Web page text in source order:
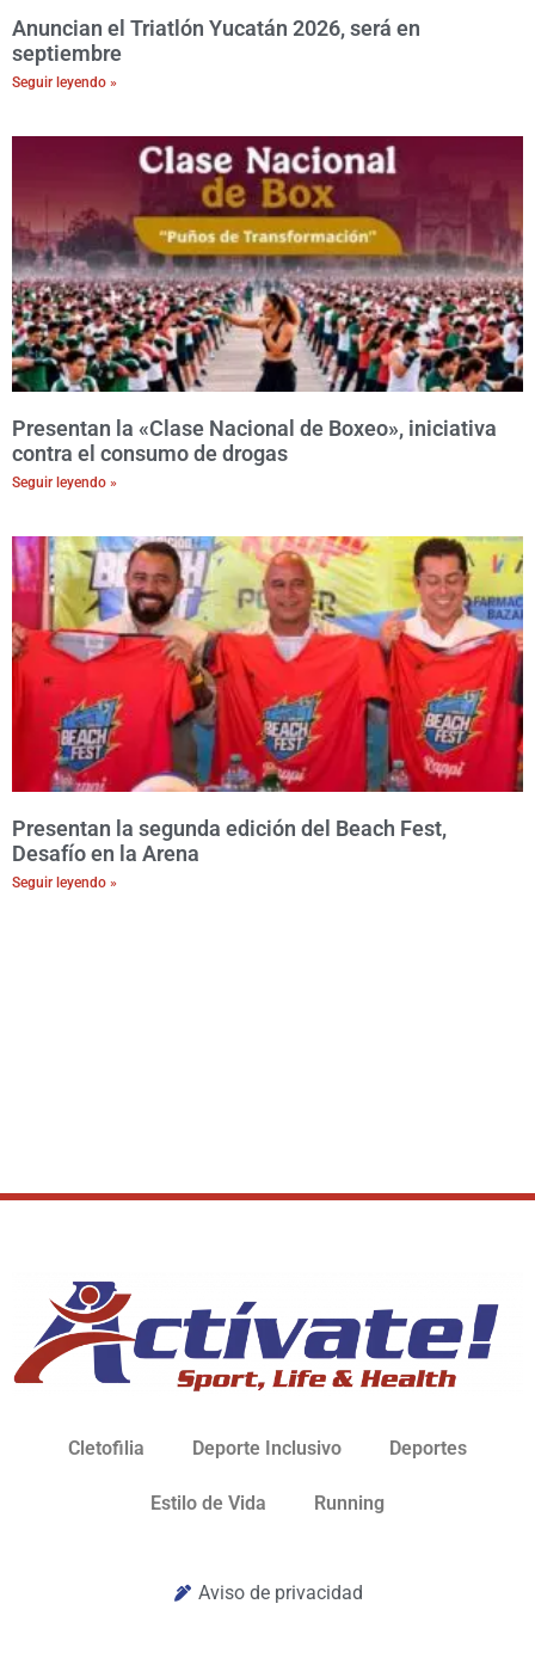
Anuncian el Triatlón Yucatán 2026, será en
septiembre
Seguir leyendo »
Presentan la «Clase Nacional de Boxeo», iniciativa
contra el consumo de drogas
Seguir leyendo »
Presentan la segunda edición del Beach Fest,
Desafío en la Arena
Seguir leyendo »
Cletofilia Deporte Inclusivo Deportes
Estilo de Vida Running
Aviso de privacidad